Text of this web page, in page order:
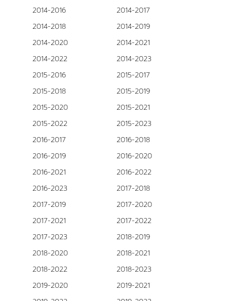
2014-2016
2014-2017
2014-2018
2014-2019
2014-2020
2014-2021
2014-2022
2014-2023
2015-2016
2015-2017
2015-2018
2015-2019
2015-2020
2015-2021
2015-2022
2015-2023
2016-2017
2016-2018
2016-2019
2016-2020
2016-2021
2016-2022
2016-2023
2017-2018
2017-2019
2017-2020
2017-2021
2017-2022
2017-2023
2018-2019
2018-2020
2018-2021
2018-2022
2018-2023
2019-2020
2019-2021